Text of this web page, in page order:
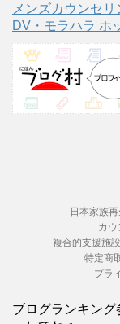
メンズカウンセリ
DV・モラハラ ホ
日本家族
カ
複合的支援施
特定商
プラ
ブログランキン